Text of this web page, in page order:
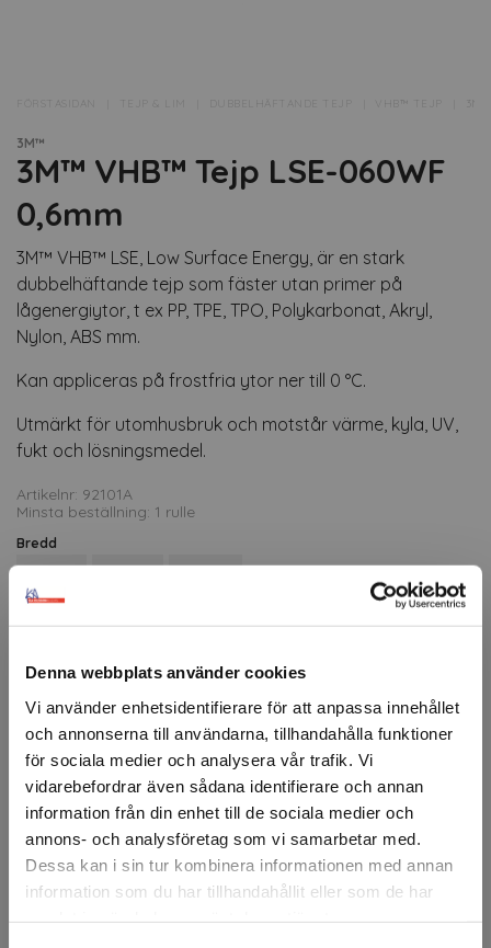
Denna webbplats använder cookies
Vi använder enhetsidentifierare för att anpassa innehållet
och annonserna till användarna, tillhandahålla funktioner
för sociala medier och analysera vår trafik. Vi
vidarebefordrar även sådana identifierare och annan
information från din enhet till de sociala medier och
annons- och analysföretag som vi samarbetar med.
Dessa kan i sin tur kombinera informationen med annan
information som du har tillhandahållit eller som de har
FÖRSTASIDAN TEJP & LIM DUBBELHÄFTANDE TEJP VHB™ TEJP
3M™
3M™ VHB™ Tejp LSE-060WF
0,6mm
3M™ VHB™ LSE, Low Surface Energy, är en stark
dubbelhäftande tejp som fäster utan primer på
lågenergiytor, t ex PP, TPE, TPO, Polykarbonat, Akryl,
Nylon, ABS mm.
Kan appliceras på frostfria ytor ner till 0 °C.
Utmärkt för utomhusbruk och motstår värme, kyla, UV,
fukt och lösningsmedel.
Artikelnr: 92101A
Minsta beställning: 1 rulle
Bredd
Beskrivning
3M™ VHB™ LSE, Low Surface Energy, är en stark
dubbelhäftande tejp som fäster utan primer på
lågenergiytor, t ex PP, TPE, TPO, Polykarbonat, Akryl,
Kan appliceras på frostfria ytor ner till 0 °C. Utmärkt för